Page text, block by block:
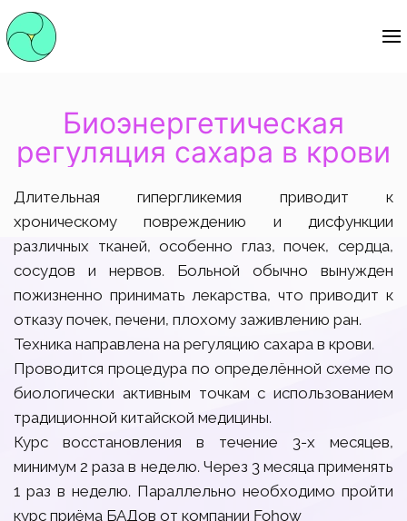
Биоэнергетическая
регуляция сахара в крови
Длительная гипергликемия приводит к
хроническому повреждению и дисфункции
различных тканей, особенно глаз, почек, сердца,
сосудов и нервов. Больной обычно вынужден
пожизненно принимать лекарства, что приводит к
отказу почек, печени, плохому заживлению ран.
Техника направлена на регуляцию сахара в крови.
Проводится процедура по определённой схеме по
биологически активным точкам с использованием
традиционной китайской медицины.
Курс восстановления в течение 3-х месяцев,
минимум 2 раза в неделю. Через 3 месяца применять
1 раз в неделю. Параллельно необходимо пройти
курс приёма БАДов от компании Fohow